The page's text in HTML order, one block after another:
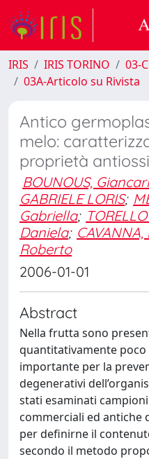
IRIS IRIS TORINO
03-
03A-Articolo su Rivista
Antico
melo:
proprietà
BOUNOUS,
GABRIELE LORIS;
Gabriella;
Daniela;
Roberto
2006-01-01
Abstract
Nella frutta sono
quantitativamente
importante per la
degenerativi
stati esaminati
commerciali ed
per definirne il
secondo il metodo